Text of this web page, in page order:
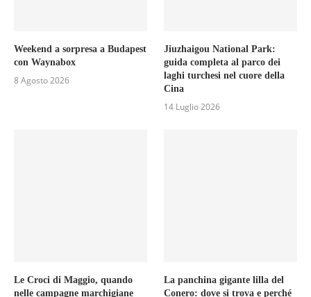
Weekend a sorpresa a Budapest
con Waynabox
8 Agosto 2026
Jiuzhaigou National Park:
guida completa al parco dei
laghi turchesi nel cuore della
Cina
14 Luglio 2026
Le Croci di Maggio, quando
nelle campagne marchigiane
La panchina gigante lilla del
Conero: dove si trova e perché